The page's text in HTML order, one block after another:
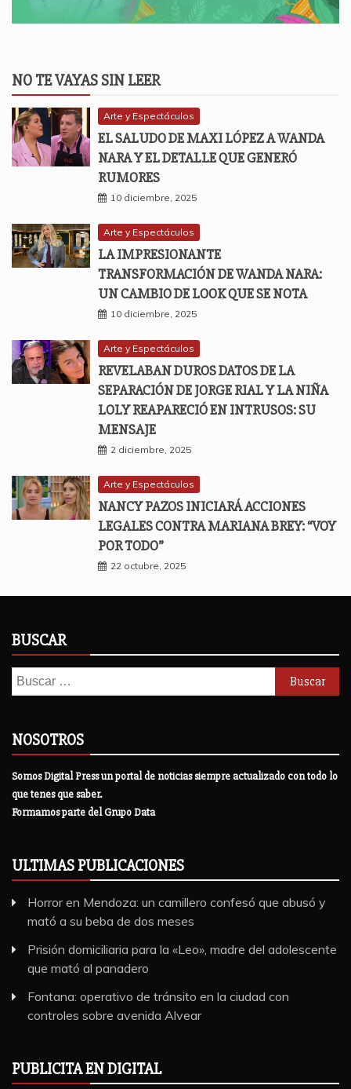
NO TE VAYAS SIN LEER
Arte y Espectáculos
EL SALUDO DE MAXI LÓPEZ A WANDA
NARA Y EL DETALLE QUE GENERÓ
RUMORES
10 diciembre, 2025
Arte y Espectáculos
LA IMPRESIONANTE
TRANSFORMACIÓN DE WANDA NARA:
UN CAMBIO DE LOOK QUE SE NOTA
10 diciembre, 2025
Arte y Espectáculos
REVELABAN DUROS DATOS DE LA
SEPARACIÓN DE JORGE RIAL Y LA NIÑA
LOLY REAPARECIÓ EN INTRUSOS: SU
MENSAJE
2 diciembre, 2025
Arte y Espectáculos
NANCY PAZOS INICIARÁ ACCIONES
LEGALES CONTRA MARIANA BREY: “VOY
POR TODO”
22 octubre, 2025
BUSCAR
Buscar:
NOSOTROS
Somos Digital Press un portal de noticias siempre actualizado con todo lo
que tenes que saber.
Formamos parte del Grupo Data
ULTIMAS PUBLICACIONES
Horror en Mendoza: un camillero confesó que abusó y
mató a su beba de dos meses
Prisión domiciliaria para la «Leo», madre del adolescente
que mató al panadero
Fontana: operativo de tránsito en la ciudad con
controles sobre avenida Alvear
PUBLICITA EN DIGITAL